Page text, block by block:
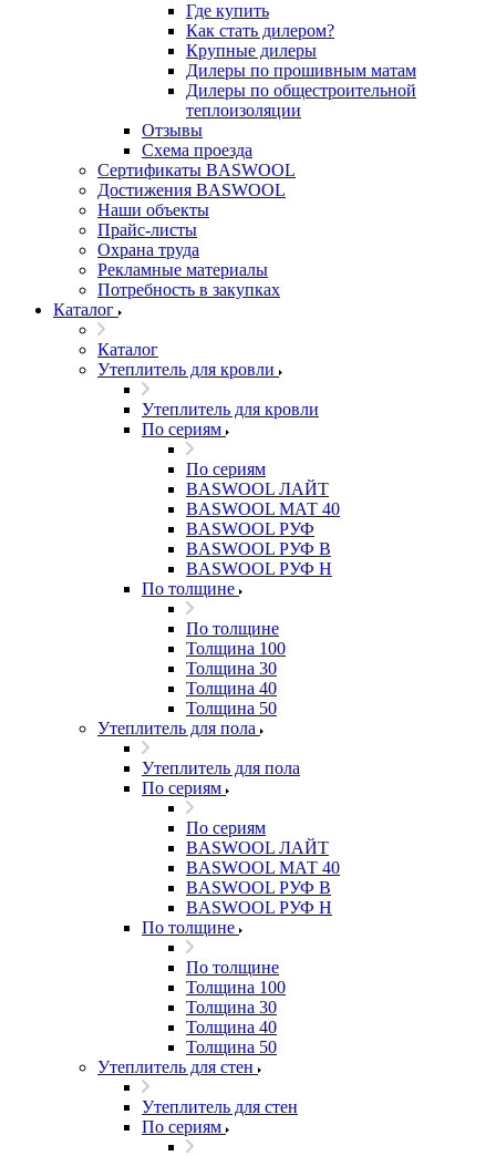
Где купить
Как стать дилером?
Крупные дилеры
Дилеры по прошивным матам
Дилеры по общестроительной
теплоизоляции
Отзывы
Схема проезда
Сертификаты BASWOOL
Достижения BASWOOL
Наши объекты
Прайс-листы
Охрана труда
Рекламные материалы
Потребность в закупках
Каталог
Каталог
Утеплитель для кровли
Утеплитель для кровли
По сериям
По сериям
BASWOOL ЛАЙТ
BASWOOL МАТ 40
BASWOOL РУФ
BASWOOL РУФ В
BASWOOL РУФ Н
По толщине
По толщине
Толщина 100
Толщина 30
Толщина 40
Толщина 50
Утеплитель для пола
Утеплитель для пола
По сериям
По сериям
BASWOOL ЛАЙТ
BASWOOL МАТ 40
BASWOOL РУФ В
BASWOOL РУФ Н
По толщине
По толщине
Толщина 100
Толщина 30
Толщина 40
Толщина 50
Утеплитель для стен
Утеплитель для стен
По сериям